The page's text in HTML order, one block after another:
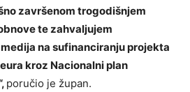
završenom trogodišnjem
te zahvaljujem
na sufinanciranju projekta
kroz Nacionalni plan
poručio je župan.